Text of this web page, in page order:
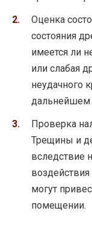
Оценка
состояния
имеется ли
или слабая
неудачного
дальнейшем
Проверка
Трещины и
вследствие
могут
помещении.